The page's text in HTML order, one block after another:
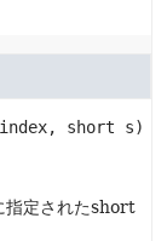
short s)
指定されたshort